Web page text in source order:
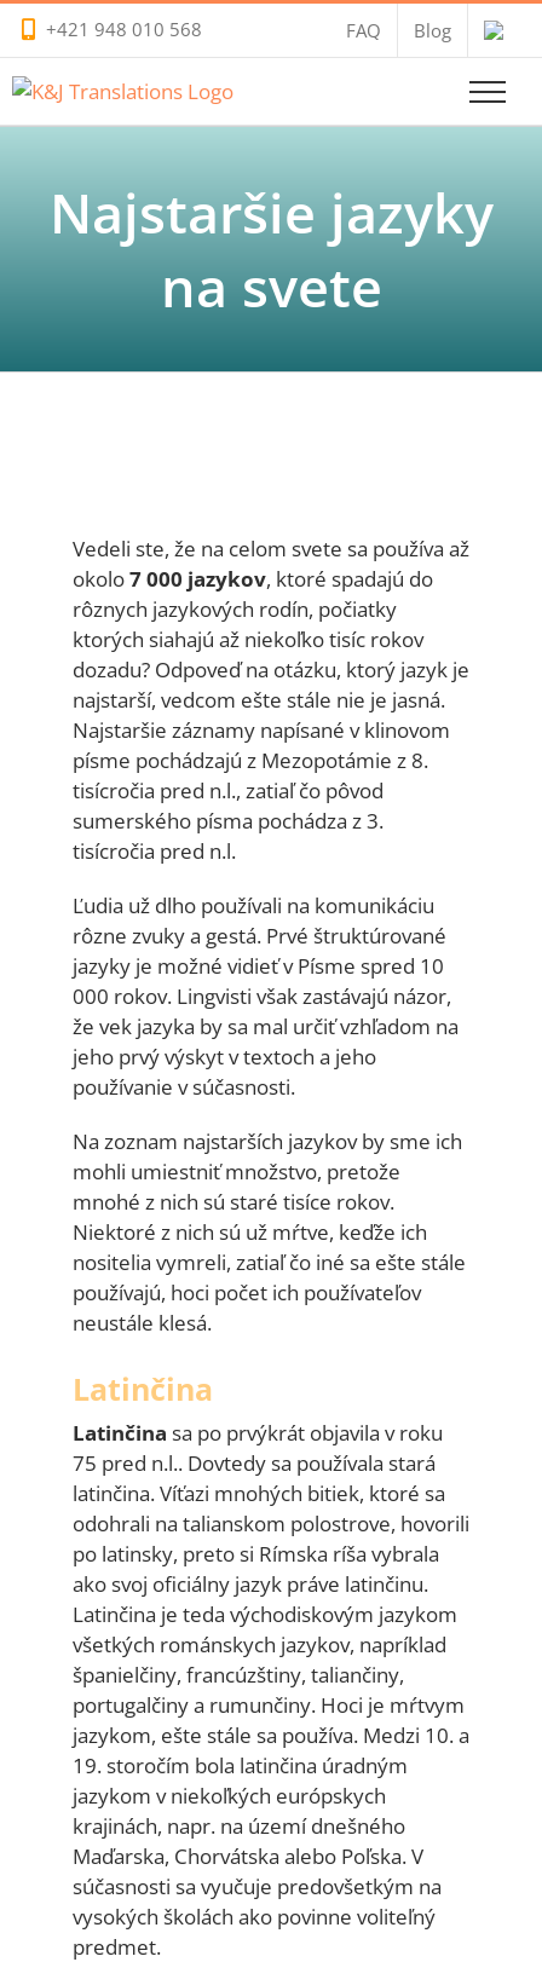
Skip
content
+421 948 010 568 FAQ Blog
Najstaršie jazyky
na svete
Vedeli ste, že na celom svete sa používa až
okolo7 000 jazykov, ktoré spadajú do
rôznych jazykových rodín, počiatky
ktorých siahajú až niekoľko tisíc rokov
dozadu? Odpoveď na otázku, ktorý jazyk je
najstarší, vedcom ešte stále nie je jasná.
Najstaršie záznamy napísané v klinovom
písme pochádzajú z Mezopotámie z 8.
tisícročia pred n.l., zatiaľ čo pôvod
sumerského písma pochádza z 3.
tisícročia pred n.l.
Ľudia už dlho používali na komunikáciu
rôzne zvuky a gestá. Prvé štruktúrované
jazyky je možné vidieť v Písme spred 10
000 rokov. Lingvisti však zastávajú názor,
že vek jazyka by sa mal určiť vzhľadom na
jeho prvý výskyt v textoch a jeho
používanie v súčasnosti.
Na zoznam najstarších jazykov by sme ich
mohli umiestniť množstvo, pretože
mnohé z nich sú staré tisíce rokov.
Niektoré z nich sú už mŕtve, keďže ich
nositelia vymreli, zatiaľ čo iné sa ešte stále
používajú, hoci počet ich používateľov
neustále klesá.
Latinčina
Latinčina sa po prvýkrát objavila v roku
75 pred n.l.. Dovtedy sa používala stará
latinčina. Víťazi mnohých bitiek, ktoré sa
odohrali na talianskom polostrove, hovorili
po latinsky, preto si Rímska ríša vybrala
ako svoj oficiálny jazyk práve latinčinu.
Latinčina je teda východiskovým jazykom
všetkých románskych jazykov, napríklad
španielčiny, francúzštiny, taliančiny,
portugalčiny a rumunčiny. Hoci je mŕtvym
jazykom, ešte stále sa používa. Medzi 10. a
19. storočím bola latinčina úradným
jazykom v niekoľkých európskych
krajinách, napr. na území dnešného
Maďarska, Chorvátska alebo Poľska. V
súčasnosti sa vyučuje predovšetkým na
vysokých školách ako povinne voliteľný
predmet.